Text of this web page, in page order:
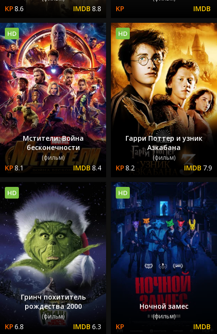
8.6 8.8
Мстители: Война
бесконечности
(фильм)
8.1 8.4
HD
Гарри Поттер и узник
Азкабана
(фильм)
8.2 7.9
HD
Гринч похититель
рождества 2000
(фильм)
6.8 6.3
HD
Ночной замес
(фильм)
HD